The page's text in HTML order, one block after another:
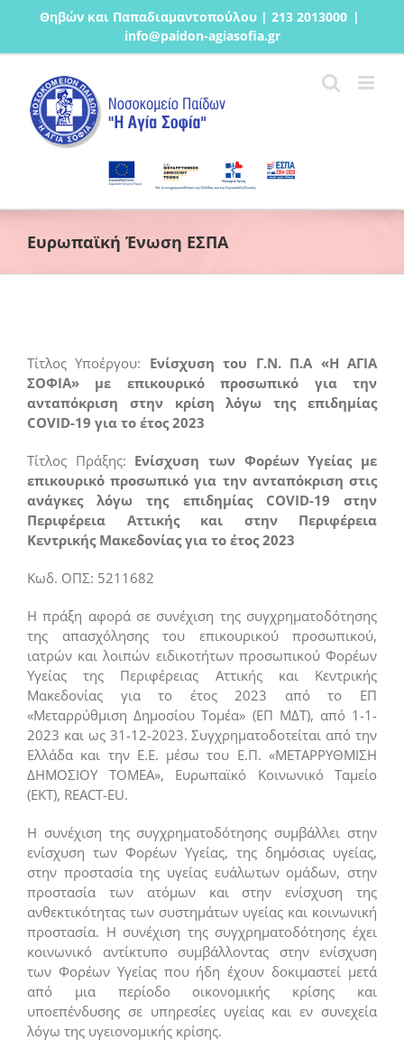
Μετάβαση
περιεχόμενο
Θηβών και Παπαδιαμαντοπούλου | 213 2013000 |
info@paidon-agiasofia.gr
Ευρωπαϊκή Ένωση ΕΣΠΑ
Τίτλος Υποέργου: Ενίσχυση του Γ.Ν. Π.Α «Η ΑΓΙΑ
ΣΟΦΙΑ» με επικουρικό προσωπικό για την
ανταπόκριση στην κρίση λόγω της επιδημίας
COVID-19 για το έτος 2023
Τίτλος Πράξης: Ενίσχυση των Φορέων Υγείας με
επικουρικό προσωπικό για την ανταπόκριση στις
ανάγκες λόγω της επιδημίας COVID-19 στην
Περιφέρεια Αττικής και στην Περιφέρεια
Κεντρικής Μακεδονίας για το έτος 2023
Κωδ. ΟΠΣ: 5211682
Η πράξη αφορά σε συνέχιση της συγχρηματοδότησης
της απασχόλησης του επικουρικού προσωπικού,
ιατρών και λοιπών ειδικοτήτων προσωπικού Φορέων
Υγείας της Περιφέρειας Αττικής και Κεντρικής
Μακεδονίας για το έτος 2023 από το ΕΠ
«Μεταρρύθμιση Δημοσίου Τομέα» (ΕΠ ΜΔΤ), από 1-1-
2023 και ως 31-12-2023. Συγχρηματοδοτείται από την
Ελλάδα και την Ε.Ε. μέσω του Ε.Π. «ΜΕΤΑΡΡΥΘΜΙΣΗ
ΔΗΜΟΣΙΟΥ ΤΟΜΕΑ», Ευρωπαϊκό Κοινωνικό Ταμείο
(ΕΚΤ), REACT-EU.
Η συνέχιση της συγχρηματοδότησης συμβάλλει στην
ενίσχυση των Φορέων Υγείας, της δημόσιας υγείας,
στην προστασία της υγείας ευάλωτων ομάδων, στην
προστασία των ατόμων και στην ενίσχυση της
ανθεκτικότητας των συστημάτων υγείας και κοινωνική
προστασία. Η συνέχιση της συγχρηματοδότησης έχει
κοινωνικό αντίκτυπο συμβάλλοντας στην ενίσχυση
των Φορέων Υγείας που ήδη έχουν δοκιμαστεί μετά
από μια περίοδο οικονομικής κρίσης και
υποεπένδυσης σε υπηρεσίες υγείας και εν συνεχεία
λόγω της υγειονομικής κρίσης.